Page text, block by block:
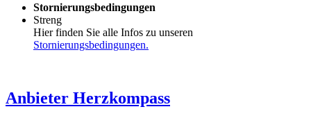
Stornierungsbedingungen
Streng
Hier finden Sie alle Infos zu unseren
Stornierungsbedingungen.
Anbieter Herzkompass